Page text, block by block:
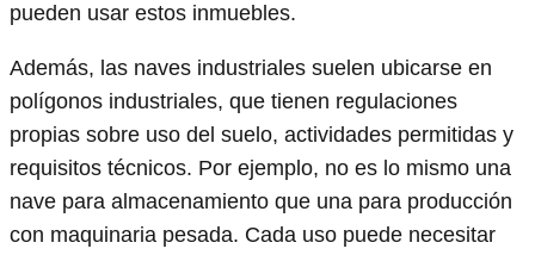
pueden usar estos inmuebles.
Además, las naves industriales suelen ubicarse en
polígonos industriales, que tienen regulaciones
propias sobre uso del suelo, actividades permitidas y
requisitos técnicos. Por ejemplo, no es lo mismo una
nave para almacenamiento que una para producción
con maquinaria pesada. Cada uso puede necesitar